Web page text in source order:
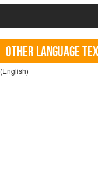
Other language
(English)